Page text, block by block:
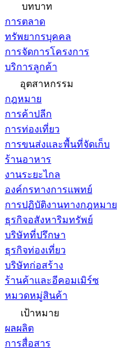
บทบาท
การตลาด
ทรัพยากรบุคคล
การจัดการโครงการ
บริการลูกค้า
อุตสาหกรรม
กฎหมาย
การค้าปลีก
การท่องเที่ยว
การขนส่งและพื้นที่จัดเก็บ
ร้านอาหาร
งานระยะไกล
องค์กรทางการแพทย์
การปฏิบัติงานทางกฎหมาย
ธุรกิจอสังหาริมทรัพย์
บริษัทที่ปรึกษา
ธุรกิจท่องเที่ยว
บริษัทก่อสร้าง
ร้านค้าและอีคอมเมิร์ซ
หมวดหมู่สินค้า
เป้าหมาย
ผลผลิต
การสื่อสาร